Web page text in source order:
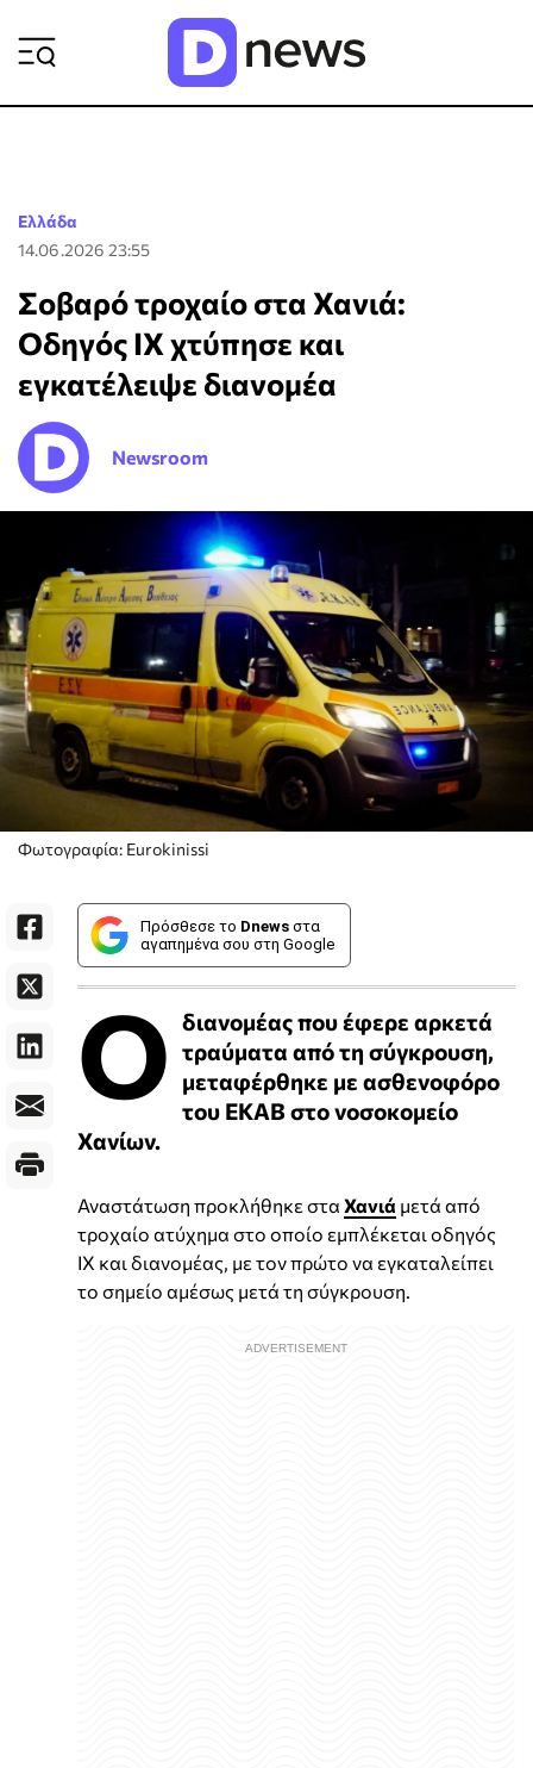
Ελλάδα
14.06.2026 23:55
Σοβαρό τροχαίο στα Χανιά:
Οδηγός ΙΧ χτύπησε και
εγκατέλειψε διανομέα
Newsroom
Φωτογραφία: Eurokinissi
Πρόσθεσε το Dnews στα
αγαπημένα σου στη Google
Ο διανομέας που έφερε αρκετά
τραύματα από τη σύγκρουση,
μεταφέρθηκε με ασθενοφόρο
του ΕΚΑΒ στο νοσοκομείο
Χανίων.
Αναστάτωση προκλήθηκε στα Χανιά μετά από
τροχαίο ατύχημα στο οποίο εμπλέκεται οδηγός
ΙΧ και διανομέας, με τον πρώτο να εγκαταλείπει
το σημείο αμέσως μετά τη σύγκρουση.